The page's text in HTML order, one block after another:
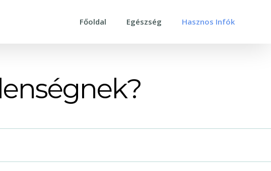
Főoldal Egészség Hasznos Infók